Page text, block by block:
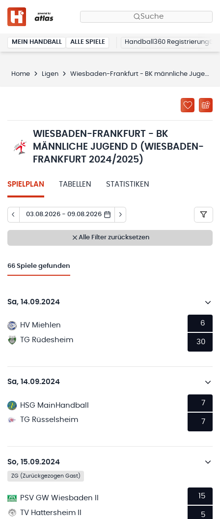
Suche
MEIN HANDBALL ALLE SPIELE Handball360 Registrierung
Home Ligen Wiesbaden-Frankfurt - BK männliche Jugend D (Wiesbaden-Frankfurt 2024/2025)
WIESBADEN-FRANKFURT - BK
MÄNNLICHE JUGEND D (WIESBADEN-
FRANKFURT 2024/2025)
SPIELPLAN TABELLEN STATISTIKEN
03.08.2026 - 09.08.2026
Alle Filter zurücksetzen
66 Spiele gefunden
Sa, 14.09.2024
HV Miehlen
TG Rüdesheim
6
30
Sa, 14.09.2024
HSG MainHandball
TG Rüsselsheim
7
7
So, 15.09.2024
ZG (Zurückgezogen Gast)
PSV GW Wiesbaden II
TV Hattersheim II
15
5